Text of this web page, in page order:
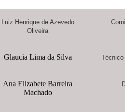
Luiz Henrique de Azevedo
Oliveira
Glaucia Lima da Silva
Ana Elizabete Barreira
Machado